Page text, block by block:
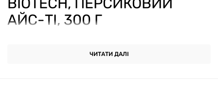
АЙС-ТІ, 300 Г
персиковий айс-ті, 300 г– це спеціалізована
ЧИТАТИ ДАЛІ